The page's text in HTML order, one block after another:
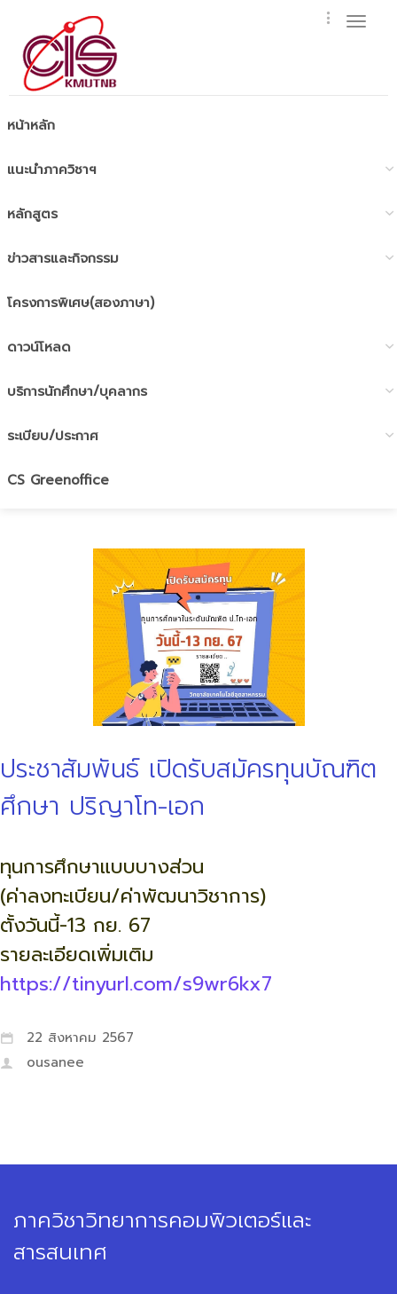
หน้าหลัก
แนะนำภาควิชาฯ
หลักสูตร
ข่าวสารและกิจกรรม
โครงการพิเศษ(สองภาษา)
ดาวน์โหลด
บริการนักศึกษา/บุคลากร
ระเบียบ/ประกาศ
CS Greenoffice
ประชาสัมพันธ์ เปิดรับสมัครทุนบัณฑิต
ศึกษา ปริญาโท-เอก
ทุนการศึกษาแบบบางส่วน
(ค่าลงทะเบียน/ค่าพัฒนาวิชาการ)
ตั้งวันนี้-13 กย. 67
รายละเอียดเพิ่มเติม
https://tinyurl.com/s9wr6kx7
22 สิงหาคม 2567
ousanee
ภาควิชาวิทยาการคอมพิวเตอร์และ
สารสนเทศ